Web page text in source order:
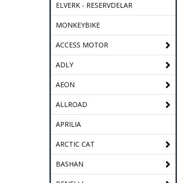
ELVERK - RESERVDELAR
MONKEYBIKE
ACCESS MOTOR
ADLY
AEON
ALLROAD
APRILIA
ARCTIC CAT
BASHAN